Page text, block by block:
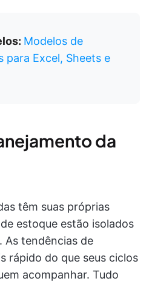
Modelos de
Excel, Sheets e
da
têm suas próprias
estoque estão isolados
As tendências de
rápido do que seus ciclos
acompanhar. Tudo